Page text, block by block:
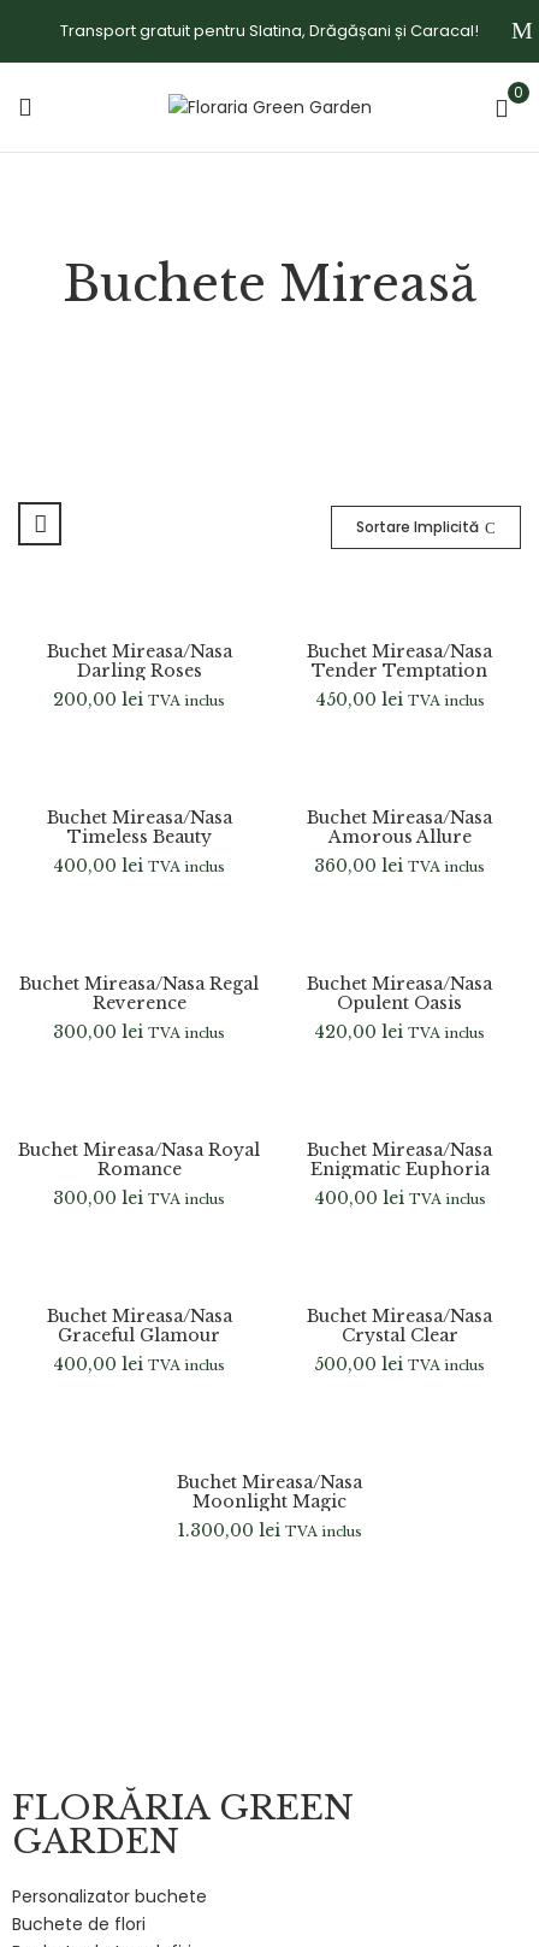
Transport gratuit pentru Slatina, Drăgășani și Caracal!
0
Buchete Mireasă
Sortare Implicită
Buchet Mireasa/Nasa
Darling Roses
200,00lei TVA inclus
Buchet Mireasa/Nasa
Tender Temptation
450,00 lei TVA inclus
Buchet Mireasa/Nasa
Timeless Beauty
400,00lei TVA inclus
Buchet Mireasa/Nasa
Amorous Allure
360,00lei TVA inclus
Buchet Mireasa/Nasa Regal
Reverence
300,00lei TVA inclus
Buchet Mireasa/Nasa
Opulent Oasis
420,00lei TVA inclus
Buchet Mireasa/Nasa Royal
Romance
300,00lei TVA inclus
Buchet Mireasa/Nasa
Enigmatic Euphoria
400,00 lei TVA inclus
Buchet Mireasa/Nasa
Graceful Glamour
400,00lei TVA inclus
Buchet Mireasa/Nasa
Crystal Clear
500,00lei TVA inclus
în
Buchet Mireasa/Nasa
Moonlight Magic
1.300,00 lei TVA inclus
FLORĂRIA GREEN
GARDEN
Personalizator buchete
Buchete de flori